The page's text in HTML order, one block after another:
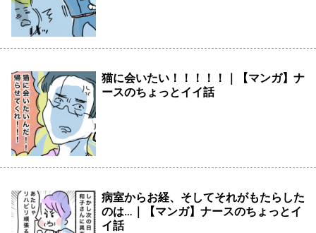
猫に会いたい！！！！！｜【マンガ】ナ
ースのちょっとイイ話
病室からお経、そしてそれがもたらした
のは…｜【マンガ】ナースのちょっとイ
イ話